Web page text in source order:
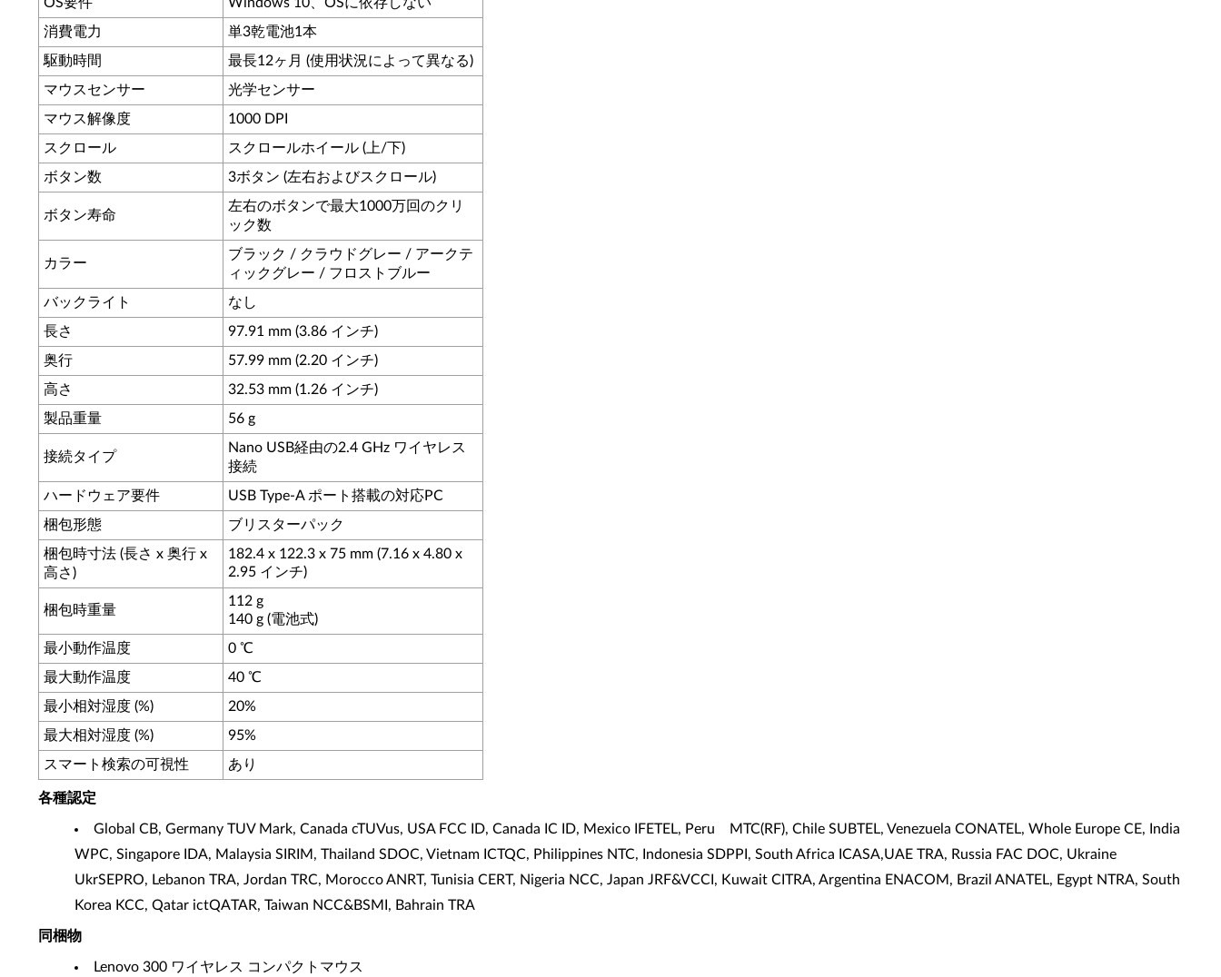
消費電力
単3乾電池1本
駆動時間
最長12ヶ月 (使用状況によって異なる)
マウスセンサー
光学センサー
マウス解像度
1000 DPI
スクロール
スクロールホイール (上/下)
ボタン数
3ボタン (左右およびスクロール)
ボタン寿命
左右のボタンで最大1000万回のクリ
ック数
カラー
ブラック / クラウドグレー / アークテ
ィックグレー / フロストブルー
バックライト
なし
長さ
97.91 mm (3.86 インチ)
奥行
57.99 mm (2.20 インチ)
高さ
32.53 mm (1.26 インチ)
製品重量
56 g
接続タイプ
Nano USB経由の2.4 GHz ワイヤレス
接続
ハードウェア要件
USB Type-A ポート搭載の対応PC
梱包形態
ブリスターパック
梱包時寸法 (長さ x 奥行 x
高さ)
182.4 x 122.3 x 75 mm (7.16 x 4.80 x
2.95 インチ)
梱包時重量
112 g
140 g (電池式)
最小動作温度
0 ℃
最大動作温度
40 ℃
最小相対湿度 (%)
20%
最大相対湿度 (%)
95%
スマート検索の可視性
あり
各種認定
Global CB, Germany TUV Mark, Canada cTUVus, USA FCC ID, Canada IC ID, Mexico IFETEL, Peru MTC(RF), Chile SUBTEL, Venezuela CONATEL, Whole Europe CE, India
WPC, Singapore IDA, Malaysia SIRIM, Thailand SDOC, Vietnam ICTQC, Philippines NTC, Indonesia SDPPI, South Africa ICASA,UAE TRA, Russia FAC DOC, Ukraine
UkrSEPRO, Lebanon TRA, Jordan TRC, Morocco ANRT, Tunisia CERT, Nigeria NCC, Japan JRF&VCCI, Kuwait CITRA, Argentina ENACOM, Brazil ANATEL, Egypt NTRA, South
Korea KCC, Qatar ictQATAR, Taiwan NCC&BSMI, Bahrain TRA
同梱物
Lenovo 300 ワイヤレス コンパクトマウス